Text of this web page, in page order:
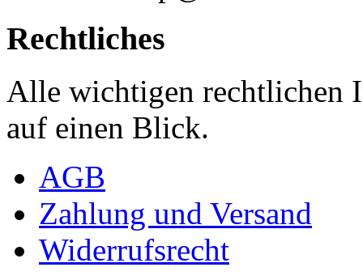
Rechtliches
Alle wichtigen rechtlichen
auf einen Blick.
AGB
Zahlung und Versand
Widerrufsrecht